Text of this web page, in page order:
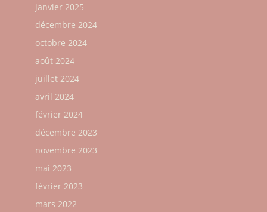
janvier 2025
décembre 2024
octobre 2024
août 2024
juillet 2024
avril 2024
février 2024
décembre 2023
novembre 2023
mai 2023
février 2023
mars 2022